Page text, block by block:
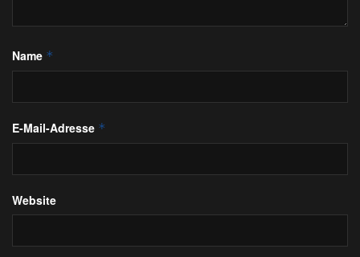
Name *
E-Mail-Adresse *
Website